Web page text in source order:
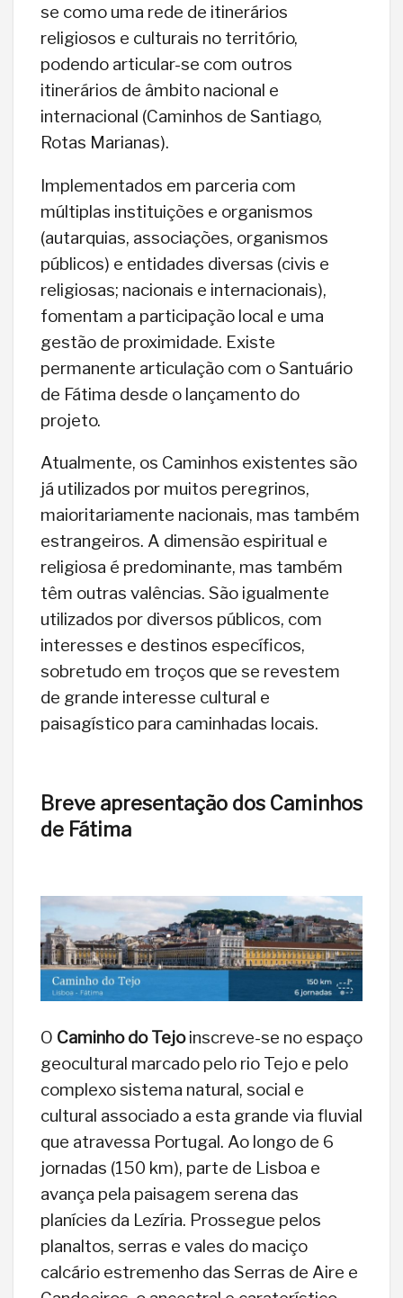
se como uma rede de itinerários
religiosos e culturais no território,
podendo articular-se com outros
itinerários de âmbito nacional e
internacional (Caminhos de Santiago,
Rotas Marianas).
Implementados em parceria com
múltiplas instituições e organismos
(autarquias, associações, organismos
públicos) e entidades diversas (civis e
religiosas; nacionais e internacionais),
fomentam a participação local e uma
gestão de proximidade. Existe
permanente articulação com o Santuário
de Fátima desde o lançamento do
projeto.
Atualmente, os Caminhos existentes são
já utilizados por muitos peregrinos,
maioritariamente nacionais, mas também
estrangeiros. A dimensão espiritual e
religiosa é predominante, mas também
têm outras valências. São igualmente
utilizados por diversos públicos, com
interesses e destinos específicos,
sobretudo em troços que se revestem
de grande interesse cultural e
paisagístico para caminhadas locais.
Breve apresentação dos Caminhos
de Fátima
O Caminho do Tejoinscreve-se no espaço
geocultural marcado pelo rio Tejo e pelo
complexo sistema natural, social e
cultural associado a esta grande via fluvial
que atravessa Portugal. Ao longo de 6
jornadas (150 km), parte de Lisboa e
avança pela paisagem serena das
planícies da Lezíria. Prossegue pelos
planaltos, serras e vales do maciço
calcário estremenho das Serras de Aire e